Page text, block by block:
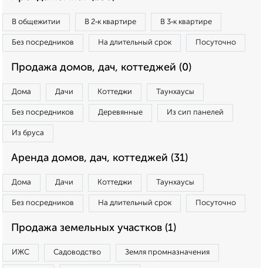
В общежитии В 2‑к квартире В 3‑к квартире
Без посредников На длительный срок Посуточно
Продажа домов, дач, коттеджей (0)
Дома Дачи Коттеджи Таунхаусы
Без посредников Деревянные Из сип панелей
Из бруса
Аренда домов, дач, коттеджей (31)
Дома Дачи Коттеджи Таунхаусы
Без посредников На длительный срок Посуточно
Продажа земельных участков (1)
ИЖС Садоводство Земля промназначения